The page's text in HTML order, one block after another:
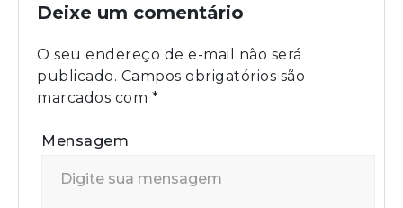
Deixe um comentário
O seu endereço de e-mail não será
publicado. Campos obrigatórios são
marcados com *
Mensagem